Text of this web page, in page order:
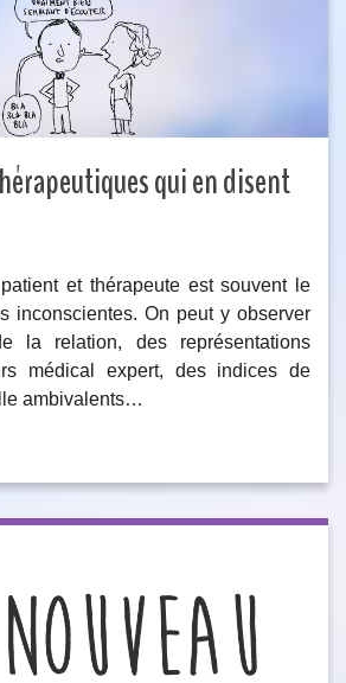
qui en disent
et thérapeute est souvent le
inconscientes. On peut y observer
la relation, des représentations
médical expert, des indices de
ambivalents…